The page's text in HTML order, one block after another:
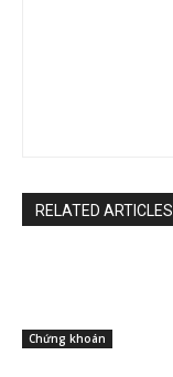
RELATED ARTICLES
Chứng khoán